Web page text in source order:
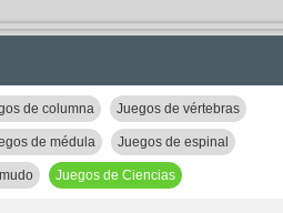
de columna Juegos de vértebras
de médula Juegos de espinal
Juegos de Ciencias